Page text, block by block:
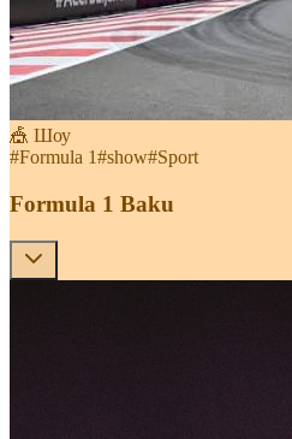
🎪 Шоу
#Formula 1#show#Sport
Formula 1 Baku